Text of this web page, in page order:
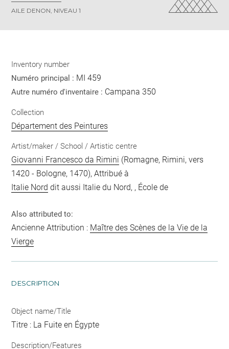
AILE DENON, NIVEAU 1
Inventory number
Numéro principal : MI 459
Autre numéro d'inventaire : Campana 350
Collection
Département des Peintures
Artist/maker / School / Artistic centre
Giovanni Francesco da Rimini (Romagne, Rimini, vers
1420 - Bologne, 1470), Attribué à
Italie Nord dit aussi Italie du Nord, , École de
Also attributed to:
Ancienne Attribution : Maître des Scènes de la Vie de la
Vierge
DESCRIPTION
Object name/Title
Titre : La Fuite en Égypte
Description/Features